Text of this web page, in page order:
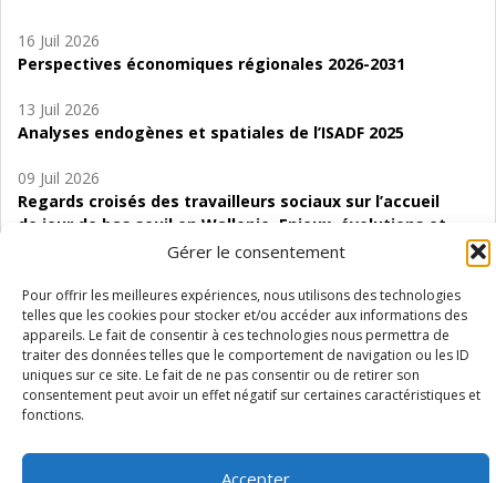
Gérer le consentement
Pour offrir les meilleures expériences, nous utilisons des technologies
telles que les cookies pour stocker et/ou accéder aux informations des
appareils. Le fait de consentir à ces technologies nous permettra de
traiter des données telles que le comportement de navigation ou les ID
uniques sur ce site. Le fait de ne pas consentir ou de retirer son
consentement peut avoir un effet négatif sur certaines caractéristiques et
fonctions.
Accepter
16 Juil 2026
Perspectives économiques régionales 2026-2031
13 Juil 2026
Analyses endogènes et spatiales de l’ISADF 2025
09 Juil 2026
Regards croisés des travailleurs sociaux sur l’accueil
de jour de bas seuil en Wallonie. Enjeux, évolutions et
06 Juil 2026
Étude d’évaluabilité des Structures
d’accompagnement à l’autocréation d’emploi (SAACE)
01 Juil 2026
Pénurie du personnel infirmier :quels indicateurs
Wallonie ?